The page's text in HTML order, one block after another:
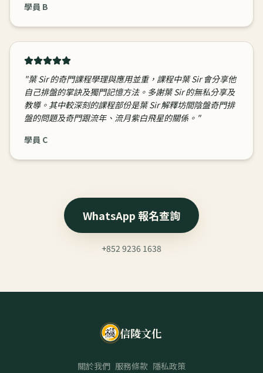
學員 B
"葉 Sir 的奇門課程學理與應用並重，課程中葉 Sir 會分享他
自己排盤的掌訣及獨門記憶方法。多謝葉 Sir 的無私分享及
教導。其中較深刻的課程部份是葉 Sir 解釋坊間陰盤奇門排
盤的問題及奇門跟流年、流月紫白飛星的關係。 "
學員 C
WhatsApp 報名查詢
+852 9236 1638
信陵文化
關於我們 服務條款 隱私政策